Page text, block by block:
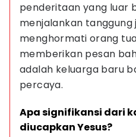
penderitaan yang luar
menjalankan tanggung
menghormati orang
memberikan pesan
adalah keluarga baru
percaya.
Apa signifikansi dari
diucapkan Yesus?